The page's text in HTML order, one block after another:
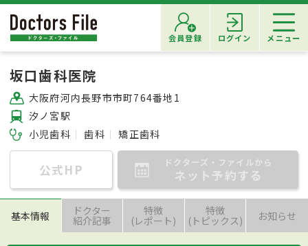
会員登録 ログイン メニュー
坂口歯科医院
大阪府河内長野市市町764番地1
汐ノ宮駅
小児歯科
歯科 矯正歯科
公式HP ドクターズ・ファイルから
ネット予約する
基本情報 ドクター
紹介記事
特徴
(レポート)
特徴
(トピックス) お知らせ